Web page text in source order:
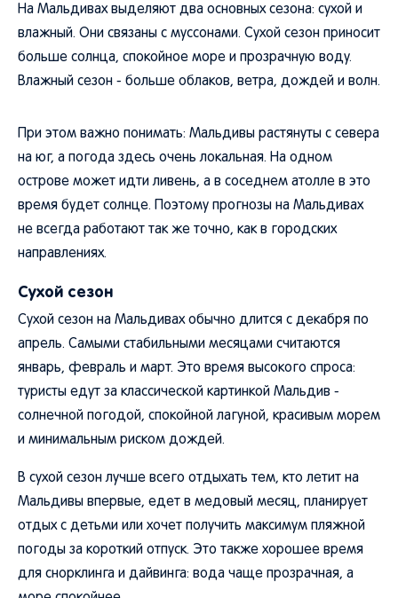
На Мальдивах выделяют два основных сезона: сухой и
влажный. Они связаны с муссонами. Сухой сезон приносит
больше солнца, спокойное море и прозрачную воду.
Влажный сезон - больше облаков, ветра, дождей и волн.
При этом важно понимать: Мальдивы растянуты с севера
на юг, а погода здесь очень локальная. На одном
острове может идти ливень, а в соседнем атолле в это
время будет солнце. Поэтому прогнозы на Мальдивах
не всегда работают так же точно, как в городских
направлениях.
Сухой сезон
Сухой сезон на Мальдивах обычно длится с декабря по
апрель. Самыми стабильными месяцами считаются
январь, февраль и март. Это время высокого спроса:
туристы едут за классической картинкой Мальдив -
солнечной погодой, спокойной лагуной, красивым морем
и минимальным риском дождей.
В сухой сезон лучше всего отдыхать тем, кто летит на
Мальдивы впервые, едет в медовый месяц, планирует
отдых с детьми или хочет получить максимум пляжной
погоды за короткий отпуск. Это также хорошее время
для снорклинга и дайвинга: вода чаще прозрачная, а